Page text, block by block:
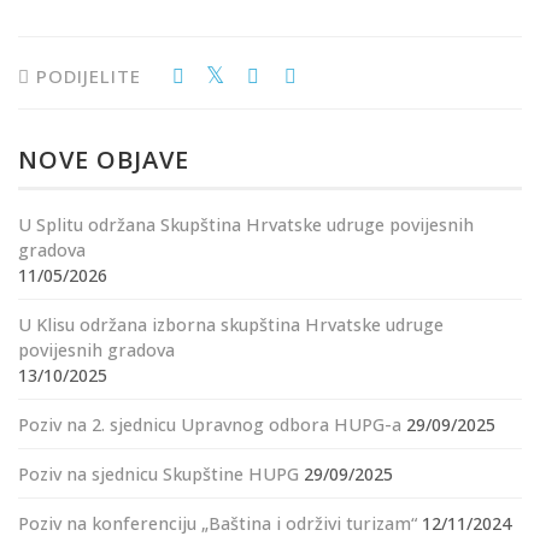
PODIJELITE
NOVE OBJAVE
U Splitu održana Skupština Hrvatske udruge povijesnih
gradova
11/05/2026
U Klisu održana izborna skupština Hrvatske udruge
povijesnih gradova
13/10/2025
Poziv na 2. sjednicu Upravnog odbora HUPG-a 29/09/2025
Poziv na sjednicu Skupštine HUPG 29/09/2025
Poziv na konferenciju „Baština i održivi turizam“ 12/11/2024